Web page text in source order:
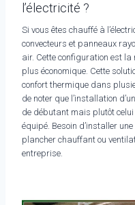
l’électricité ?
Si vous êtes chauffé à
convecteurs et panneaux
air. Cette configuration est
plus économique. Cette
confort thermique dans
de noter que l’installation
de débutant mais plutôt celui
équipé. Besoin d’installer
plancher chauffant ou
entreprise.